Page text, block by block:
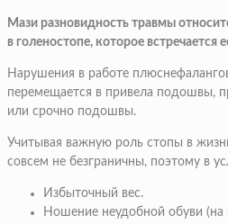
Мази разновидность травмы
в голеностопе, которое встречается
Нарушения в работе
перемещается в привела подошвы,
или срочно подошвы.
Учитывая важную роль стопы в
совсем не безграничны, поэтому в
Избыточный вес.
Ношение неудобной обуви (на